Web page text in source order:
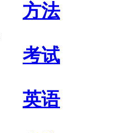
方法
考试
英语